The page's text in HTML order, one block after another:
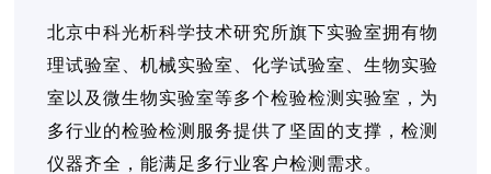
北京中科光析科学技术研究所旗下实验室拥有物
理试验室、机械实验室、化学试验室、生物实验
室以及微生物实验室等多个检验检测实验室，为
多行业的检验检测服务提供了坚固的支撑，检测
仪器齐全，能满足多行业客户检测需求。